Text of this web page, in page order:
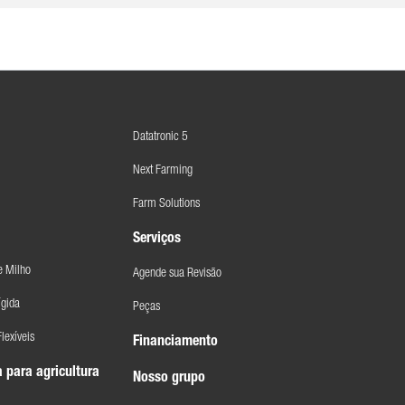
Milho
para agricultura
Datatronic 5
Next Farming
Farm Solutions
Serviços
Agende sua Revisão
Peças
Financiamento
Nosso grupo